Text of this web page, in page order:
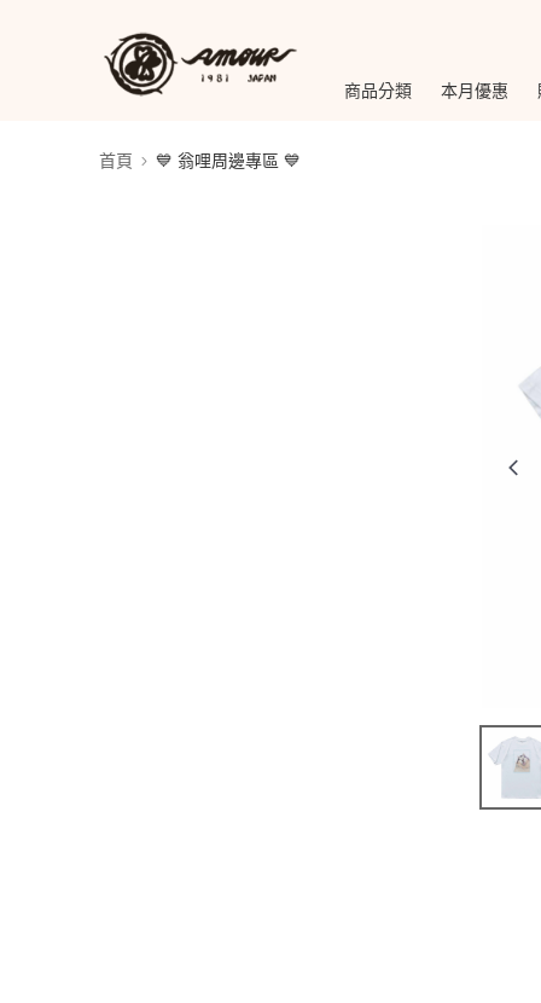
商品分類 本月優惠
首頁 💙 翁哩周邊專區 💙